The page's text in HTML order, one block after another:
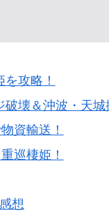
攻略！
壊＆沖波・天城
資輸送！
巡棲姫！
想